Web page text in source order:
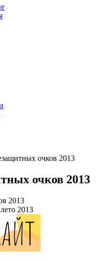
очков 2013
очков 2013
2013